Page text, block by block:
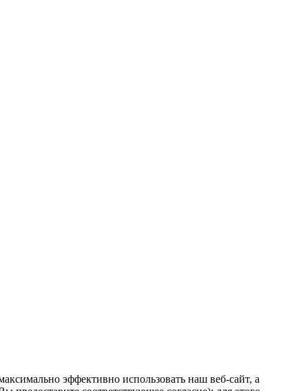
эффективно использовать наш веб-сайт, а